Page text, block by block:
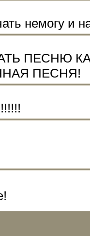
немогу и
ПЕСНЮ
ПЕСНЯ!